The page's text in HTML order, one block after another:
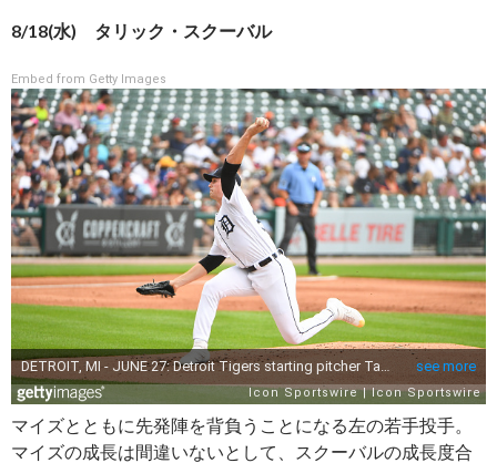
8/18(水) タリック・スクーバル
Embed from Getty Images
マイズとともに先発陣を背負うことになる左の若手投手。
マイズの成長は間違いないとして、スクーバルの成長度合